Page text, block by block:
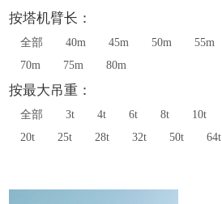
按塔机臂长：
全部 40m 45m 50m 55m
70m
75m 80m
按最大吊重：
全部 3t 4t 6t 8t 10t
20t
25t 28t 32t 50t 64t